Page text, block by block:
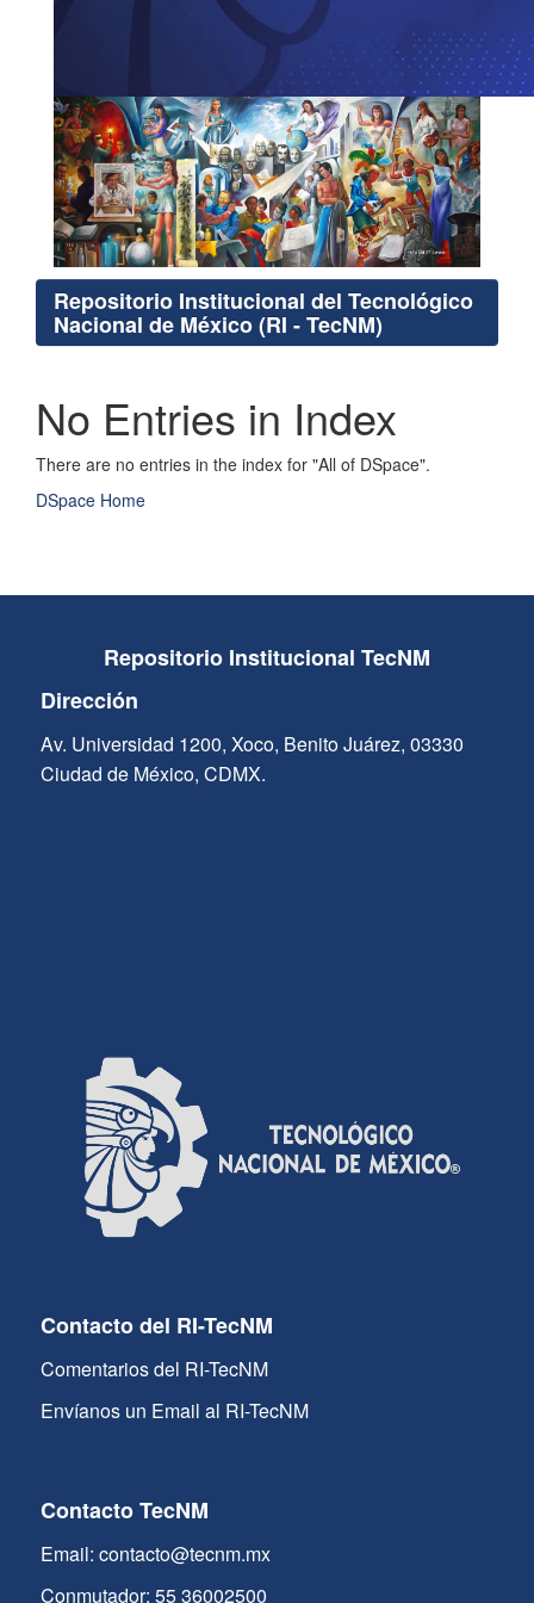
Repositorio Institucional del Tecnológico
Nacional de México (RI - TecNM)
No Entries in Index
There are no entries in the index for "All of DSpace".
DSpace Home
Repositorio Institucional TecNM
Dirección
Av. Universidad 1200, Xoco, Benito Juárez, 03330
Ciudad de México, CDMX.
Contacto del RI-TecNM
Comentarios del RI-TecNM
Envíanos un Email al RI-TecNM
Contacto TecNM
Email: contacto@tecnm.mx
Conmutador: 55 36002500